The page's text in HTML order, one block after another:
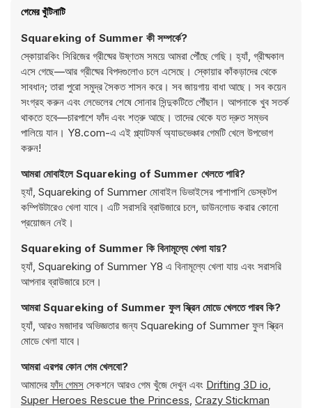
গেমের খুঁটিনাটি
Squareking of Summer কী সম্পর্কে?
স্কোয়ারকিং সিরিজের গ্রীষ্মের উষ্ণতম সময়ে আমরা পৌঁছে গেছি। হ্যাঁ, গ্রীষ্মকাল
এসে গেছে—আর গ্রীষ্মের বিপদগুলোও চলে এসেছে। স্কোয়ার কাঁকড়াদের থেকে
সাবধান; তারা পুরো সমুদ্র সৈকত শাসন করে। সব জায়গায় বাধা আছে। সব কয়েন
সংগ্রহ করুন এবং লেভেলের শেষে সোনার সিন্দুকটিতে পৌঁছান। আপনাকে খুব সতর্ক
থাকতে হবে—চারপাশে ফাঁদ এবং শত্রু আছে। তাদের থেকে যত দ্রুত সম্ভব
পালিয়ে যান। Y8.com-এ এই প্ল্যাটফর্ম অ্যাডভেঞ্চার গেমটি খেলে উপভোগ
করুন!
আমরা মোবাইলে Squareking of Summer খেলতে পারি?
হ্যাঁ, Squareking of Summer মোবাইল ডিভাইসের পাশাপাশি ডেস্কটপ
কম্পিউটারেও খেলা যাবে। এটি সরাসরি ব্রাউজারে চলে, ডাউনলোড করার কোনো
প্রয়োজন নেই।
Squareking of Summer কি বিনামূল্যে খেলা যায়?
হ্যাঁ, Squareking of Summer Y8 এ বিনামূল্যে খেলা যায় এবং সরাসরি
আপনার ব্রাউজারে চলে।
আমরা Squareking of Summer ফুল স্ক্রিন মোডে খেলতে পারব কি?
হ্যাঁ, আরও মজাদার অভিজ্ঞতার জন্য Squareking of Summer ফুল স্ক্রিন
মোডে খেলা যাবে।
আমরা এরপর কোন গেম খেলবো?
আমাদের ফাঁদ গেমস সেকশনে আরও গেম খুঁজে দেখুন এবং Drifting 3D io,
Super Heroes Rescue the Princess, Crazy Stickman